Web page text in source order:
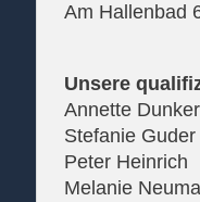
Am Hallenbad
Unsere
Annette Dunker
Stefanie Guder
Peter Heinrich
Melanie